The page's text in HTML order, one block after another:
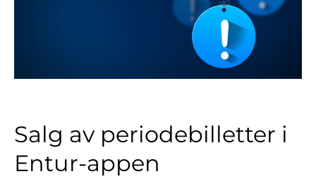
Salg av periodebilletter i
Entur-appen